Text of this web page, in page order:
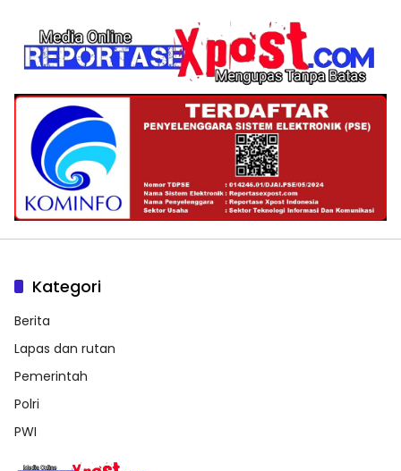
Kategori
Berita
Lapas dan rutan
Pemerintah
Polri
PWI